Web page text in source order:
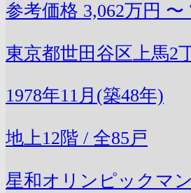
参考価格 3,062万円 〜
東京都世田谷区上馬2
1978年11月(築48年)
地上12階 / 全85戸
星和オリンピックマ